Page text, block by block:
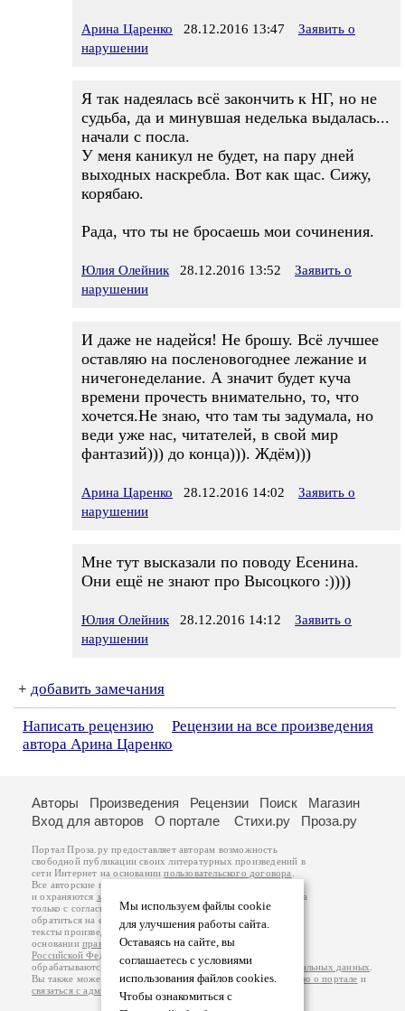
Арина Царенко 28.12.2016 13:47
Заявить о
нарушении
Я так надеялась всё закончить к НГ, но не
судьба, да и минувшая неделька выдалась...
начали с посла.
У меня каникул не будет, на пару дней
выходных наскребла. Вот как щас. Сижу,
корябаю.
Рада, что ты не бросаешь мои сочинения.
Юлия Олейник 28.12.2016 13:52
Заявить о
нарушении
И даже не надейся! Не брошу. Всё лучшее
оставляю на посленовогоднее лежание и
ничегонеделание. А значит будет куча
времени прочесть внимательно, то, что
хочется.Не знаю, что там ты задумала, но
веди уже нас, читателей, в свой мир
фантазий))) до конца))). Ждём)))
Арина Царенко 28.12.2016 14:02
Заявить о
нарушении
Мне тут высказали по поводу Есенина.
Они ещё не знают про Высоцкого :))))
Юлия Олейник 28.12.2016 14:12
Заявить о
нарушении
+ добавить замечания
Написать рецензию
Рецензии на все произведения
автора Арина Царенко
Мы используем файлы cookie
для улучшения работы сайта.
Оставаясь на сайте, вы
соглашаетесь с условиями
использования файлов cookies.
Чтобы ознакомиться с
Авторы Произведения Рецензии Поиск
Магазин
Вход для авторов
О портале Стихи.ру Проза.ру
Портал Проза.ру предоставляет авторам возможность
свободной публикации своих литературных произведений в
сети Интернет на основаниипользовательского договора
Все авторские права на произведения принадлежат авторам
и охраняются законом
. Перепечатка произведений возможна
только с согласия его автора, к которому вы можете
обратиться на его авторской странице. Ответственность за
тексты произведений авторы несут самостоятельно на
основанииправил публикацииизаконодательства
Российской Федерации
обрабатываются на основанииПолитики обработки персональных данных
Вы также можете посмотреть более подробнуюинформацию о портале и
связаться с администрацией